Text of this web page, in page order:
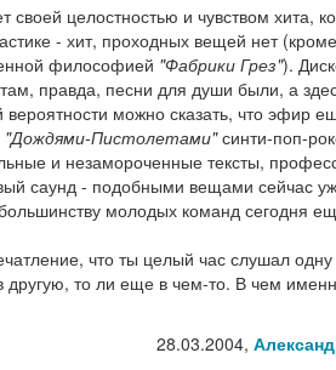
целостностью и чувством хита,
- хит, проходных вещей нет
философией "Фабрики Грез").
правда, песни для души были, а
можно сказать, что эфир
"Дождями-Пистолетами"синти-поп-
и незамороченные тексты,
саунд - подобными вещами сейчас
молодых команд сегодня
что ты целый час слушал
другую, то ли еще в чем-то. В чем
28.03.2004,